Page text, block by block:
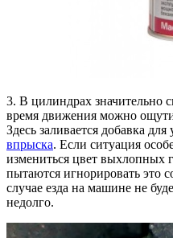
3. В цилиндрах значительно
время движения можно
Здесь заливается добавка для
впрыска. Если ситуация
измениться цвет выхлопных
пытаются игнорировать это
случае езда на машине не
недолго.